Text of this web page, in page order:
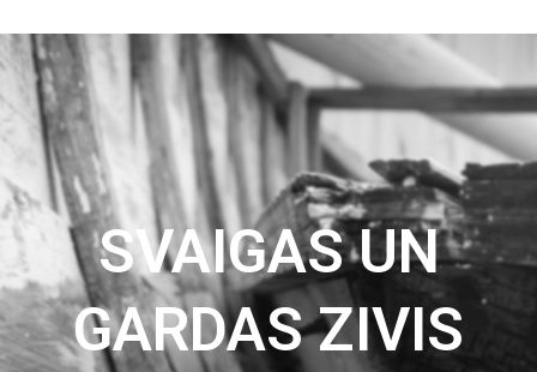
SVAIGAS UN
GARDAS ZIVIS